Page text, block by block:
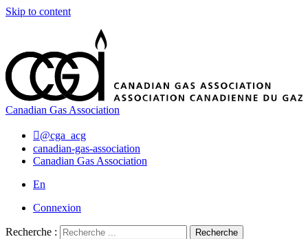
Skip to content
Canadian Gas Association
@cga_acg
canadian-gas-association
Canadian Gas Association
En
Connexion
Recherche :
Recherche